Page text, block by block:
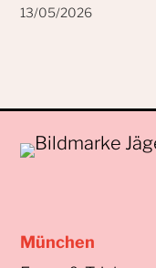
13/05/2026
München